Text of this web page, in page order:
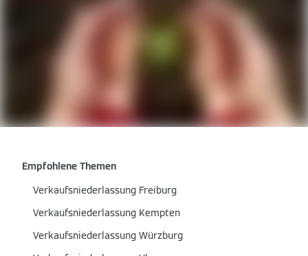
Empfohlene Themen
Verkaufsniederlassung Freiburg
Verkaufsniederlassung Kempten
Verkaufsniederlassung Würzburg